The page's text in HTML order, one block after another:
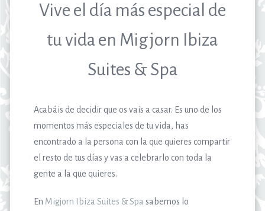
Vive el día más especial de
tu vida en Migjorn Ibiza
Suites & Spa
Acabáis de decidir que os vais a casar. Es uno de los
momentos más especiales de tu vida, has
encontrado a la persona con la que quieres compartir
el resto de tus días y vas a celebrarlo con toda la
gente a la que quieres.
En Migjorn Ibiza Suites & Spa sabemos lo